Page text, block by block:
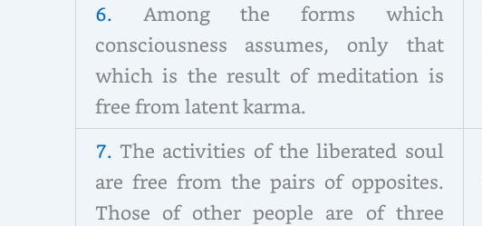
6. Among the forms which
consciousness assumes, only that
which is the result of meditation is
free from latent karma.
7. The activities of the liberated soul
are free from the pairs of opposites.
Those of other people are of three